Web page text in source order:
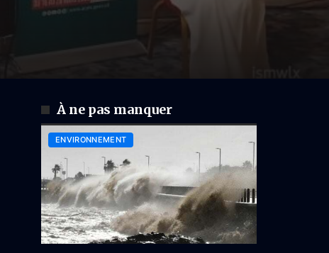
À ne pas manquer
ENVIRONNEMENT